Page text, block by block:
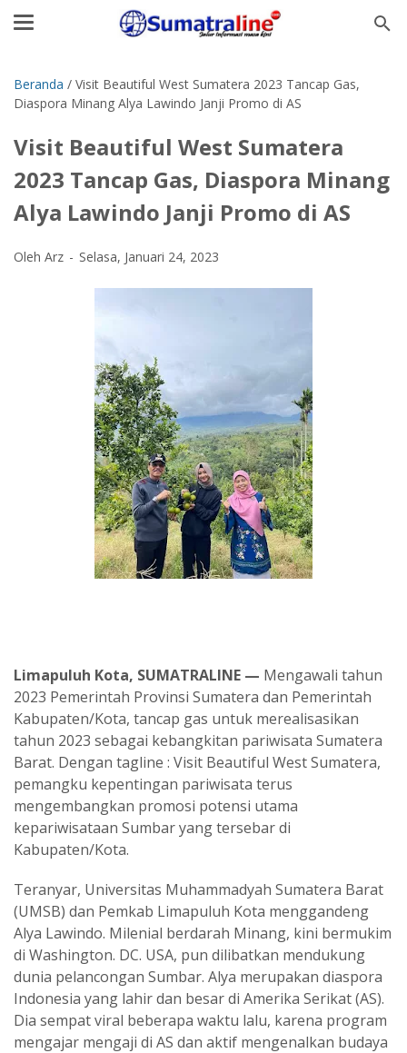
Beranda / Visit Beautiful West Sumatera 2023 Tancap Gas,
Diaspora Minang Alya Lawindo Janji Promo di AS
Visit Beautiful West Sumatera
2023 Tancap Gas, Diaspora Minang
Alya Lawindo Janji Promo di AS
Oleh Arz Selasa, Januari 24, 2023
Limapuluh Kota, SUMATRALINE — Mengawali tahun
2023 Pemerintah Provinsi Sumatera dan Pemerintah
Kabupaten/Kota, tancap gas untuk merealisasikan
tahun 2023 sebagai kebangkitan pariwisata Sumatera
Barat. Dengan tagline : Visit Beautiful West Sumatera,
pemangku kepentingan pariwisata terus
mengembangkan promosi potensi utama
kepariwisataan Sumbar yang tersebar di
Kabupaten/Kota.
Teranyar, Universitas Muhammadyah Sumatera Barat
(UMSB) dan Pemkab Limapuluh Kota menggandeng
Alya Lawindo. Milenial berdarah Minang, kini bermukim
di Washington. DC. USA, pun dilibatkan mendukung
dunia pelancongan Sumbar. Alya merupakan diaspora
Indonesia yang lahir dan besar di Amerika Serikat (AS).
Dia sempat viral beberapa waktu lalu, karena program
mengajar mengaji di AS dan aktif mengenalkan budaya